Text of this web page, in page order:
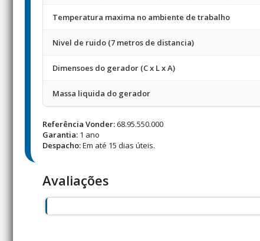
Temperatura maxima no ambiente de trabalho
Nivel de ruido (7 metros de distancia)
Dimensoes do gerador (C x L x A)
Massa liquida do gerador
Referência Vonder: 68.95.550.000
Garantia: 1 ano
Despacho:Em até 15 dias úteis.
Avaliações